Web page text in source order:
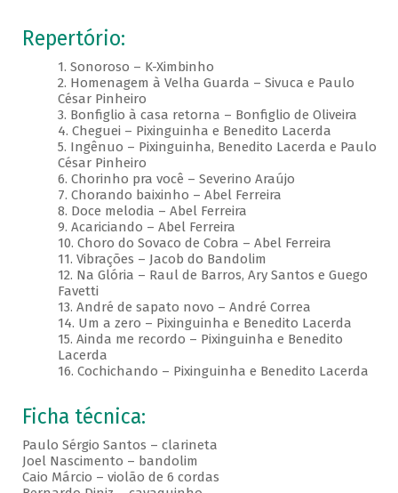
Repertório:
1. Sonoroso – K-Ximbinho
2. Homenagem à Velha Guarda – Sivuca e Paulo
César Pinheiro
3. Bonfiglio à casa retorna – Bonfiglio de Oliveira
4. Cheguei – Pixinguinha e Benedito Lacerda
5. Ingênuo – Pixinguinha, Benedito Lacerda e Paulo
César Pinheiro
6. Chorinho pra você – Severino Araújo
7. Chorando baixinho – Abel Ferreira
8. Doce melodia – Abel Ferreira
9. Acariciando – Abel Ferreira
10. Choro do Sovaco de Cobra – Abel Ferreira
11. Vibrações – Jacob do Bandolim
12. Na Glória – Raul de Barros, Ary Santos e Guego
Favetti
13. André de sapato novo – André Correa
14. Um a zero – Pixinguinha e Benedito Lacerda
15. Ainda me recordo – Pixinguinha e Benedito
Lacerda
16. Cochichando – Pixinguinha e Benedito Lacerda
Ficha técnica:
Paulo Sérgio Santos – clarineta
Joel Nascimento – bandolim
Caio Márcio – violão de 6 cordas